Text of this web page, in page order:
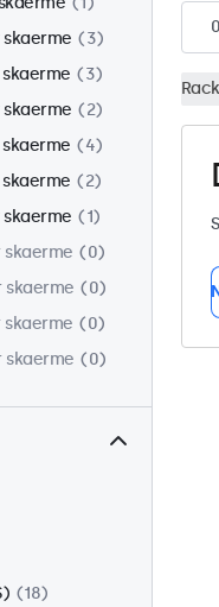
skaerme
3
3
skaerme
2
4
2
skaerme
1
skaerme
0
skaerme
0
skaerme
0
skaerme
0
18
0